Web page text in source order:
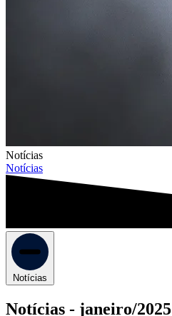
Notícias
Notícias
Notícias
Notícias - janeiro/2025